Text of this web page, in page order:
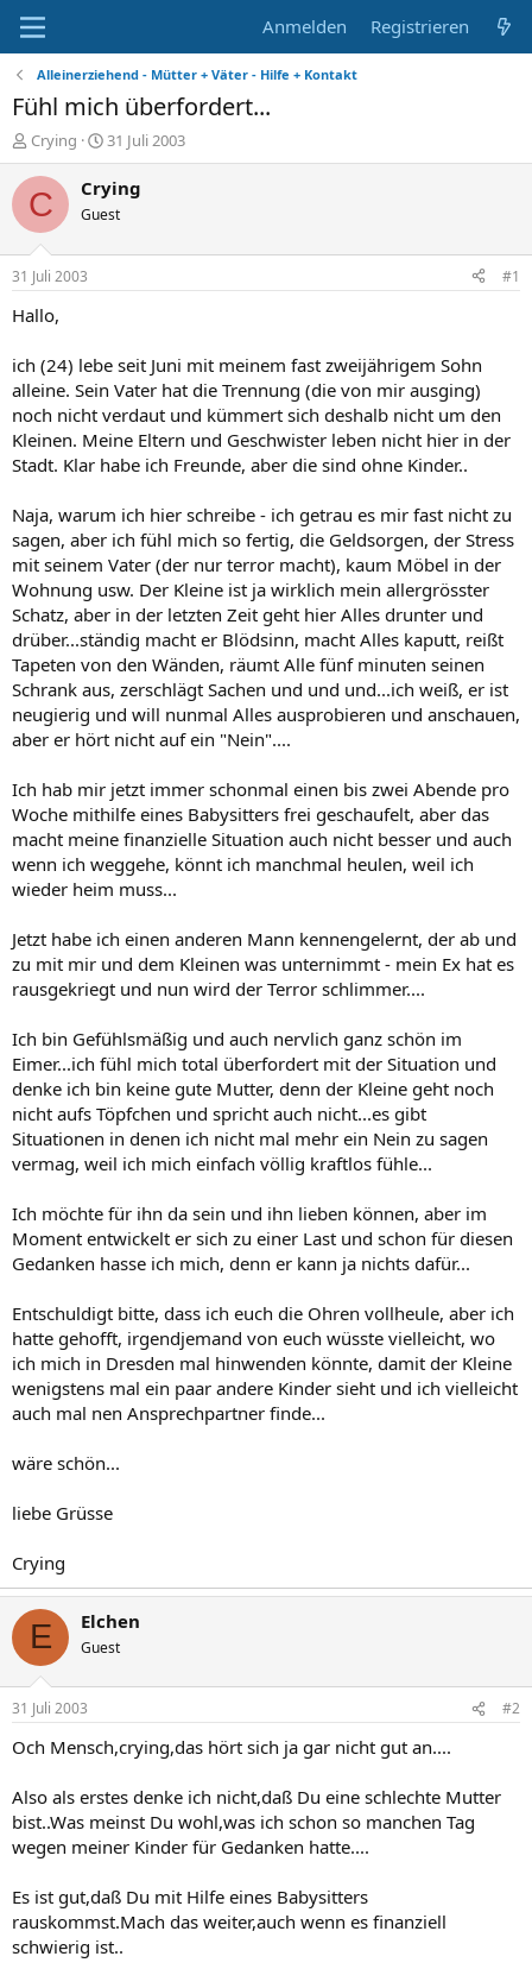
Anmelden Registrieren
Alleinerziehend - Mütter + Väter - Hilfe + Kontakt
Fühl mich überfordert...
E
r
s
t
e
r
Crying
E
r
s
t
e
t
31 Juli 2003
C Crying
Guest
31 Juli 2003 #1
Hallo,
ich (24) lebe seit Juni mit meinem fast zweijährigem Sohn
alleine. Sein Vater hat die Trennung (die von mir ausging)
noch nicht verdaut und kümmert sich deshalb nicht um den
Kleinen. Meine Eltern und Geschwister leben nicht hier in der
Stadt. Klar habe ich Freunde, aber die sind ohne Kinder..
Naja, warum ich hier schreibe - ich getrau es mir fast nicht zu
sagen, aber ich fühl mich so fertig, die Geldsorgen, der Stress
mit seinem Vater (der nur terror macht), kaum Möbel in der
Wohnung usw. Der Kleine ist ja wirklich mein allergrösster
Schatz, aber in der letzten Zeit geht hier Alles drunter und
drüber...ständig macht er Blödsinn, macht Alles kaputt, reißt
Tapeten von den Wänden, räumt Alle fünf minuten seinen
Schrank aus, zerschlägt Sachen und und und...ich weiß, er ist
neugierig und will nunmal Alles ausprobieren und anschauen,
aber er hört nicht auf ein "Nein"....
Ich hab mir jetzt immer schonmal einen bis zwei Abende pro
Woche mithilfe eines Babysitters frei geschaufelt, aber das
macht meine finanzielle Situation auch nicht besser und auch
wenn ich weggehe, könnt ich manchmal heulen, weil ich
wieder heim muss...
Jetzt habe ich einen anderen Mann kennengelernt, der ab und
zu mit mir und dem Kleinen was unternimmt - mein Ex hat es
rausgekriegt und nun wird der Terror schlimmer....
Ich bin Gefühlsmäßig und auch nervlich ganz schön im
Eimer...ich fühl mich total überfordert mit der Situation und
denke ich bin keine gute Mutter, denn der Kleine geht noch
nicht aufs Töpfchen und spricht auch nicht...es gibt
Situationen in denen ich nicht mal mehr ein Nein zu sagen
vermag, weil ich mich einfach völlig kraftlos fühle...
Ich möchte für ihn da sein und ihn lieben können, aber im
Moment entwickelt er sich zu einer Last und schon für diesen
Gedanken hasse ich mich, denn er kann ja nichts dafür...
Entschuldigt bitte, dass ich euch die Ohren vollheule, aber ich
hatte gehofft, irgendjemand von euch wüsste vielleicht, wo
ich mich in Dresden mal hinwenden könnte, damit der Kleine
wenigstens mal ein paar andere Kinder sieht und ich vielleicht
auch mal nen Ansprechpartner finde...
wäre schön...
liebe Grüsse
Crying
E Elchen
Guest
31 Juli 2003 #2
Och Mensch,crying,das hört sich ja gar nicht gut an....
Also als erstes denke ich nicht,daß Du eine schlechte Mutter
bist..Was meinst Du wohl,was ich schon so manchen Tag
wegen meiner Kinder für Gedanken hatte....
Es ist gut,daß Du mit Hilfe eines Babysitters
rauskommst.Mach das weiter,auch wenn es finanziell
schwierig ist..